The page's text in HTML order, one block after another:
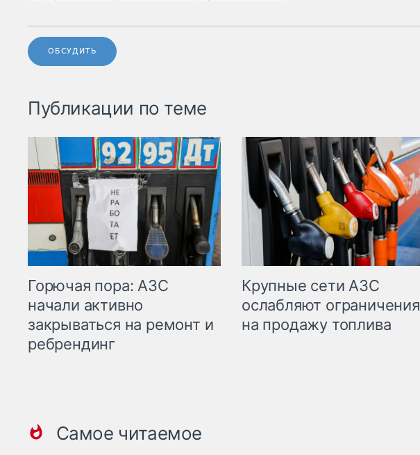
ОБСУДИТЬ
Публикации по теме
Горючая пора: АЗС
начали активно
закрываться на ремонт и
ребрендинг
Крупные сети АЗС
ослабляют ограничения
на продажу топлива
Самое читаемое